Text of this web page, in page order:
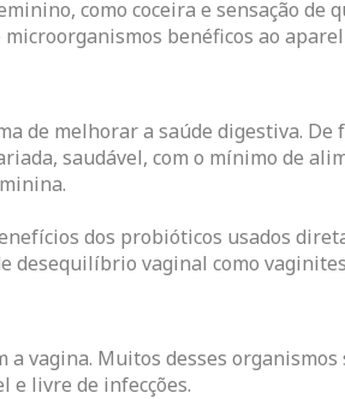
como coceira e sensação de
benéficos ao
de melhorar a saúde digestiva.
saudável, com o mínimo de
dos probióticos usados
vaginal como
vagina. Muitos desses
e livre de infecções.